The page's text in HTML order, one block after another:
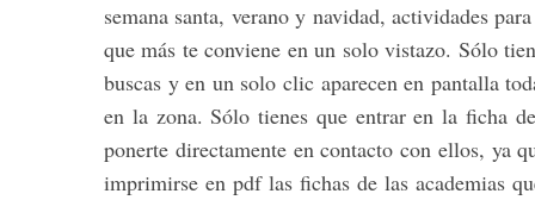
semana santa, verano y navidad, actividades
que más te conviene en un solo vistazo. Sólo
buscas y en un solo clic aparecen en pantalla
en la zona. Sólo tienes que entrar en la ficha
ponerte directamente en contacto con ellos, ya
imprimirse en pdf las fichas de las academias